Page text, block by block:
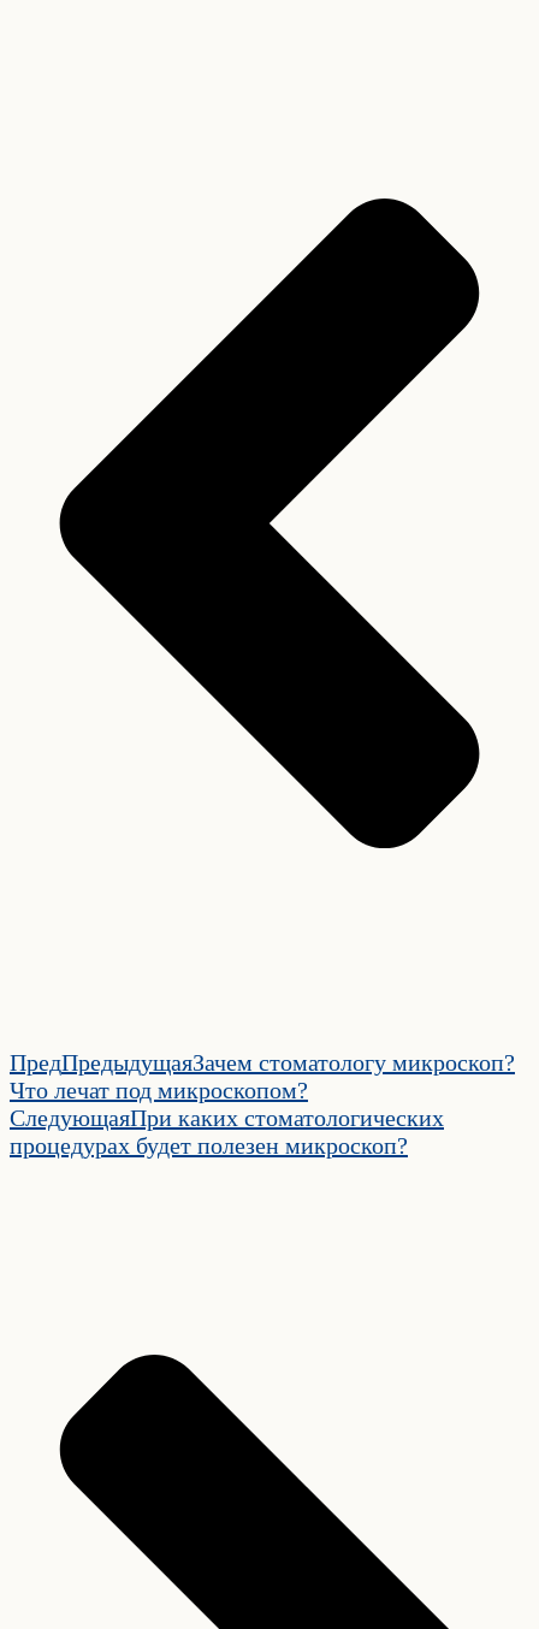
ПредПредыдущаяЗачем стоматологу микроскоп?
Что лечат под микроскопом?
СледующаяПри каких стоматологических
процедурах будет полезен микроскоп?